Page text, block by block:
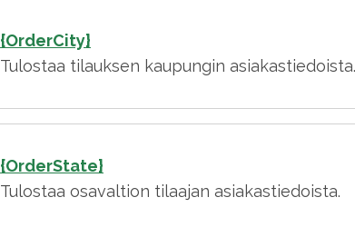
{OrderCity}
Tulostaa tilauksen kaupungin asiakastiedoista.
{OrderState}
Tulostaa osavaltion tilaajan asiakastiedoista.